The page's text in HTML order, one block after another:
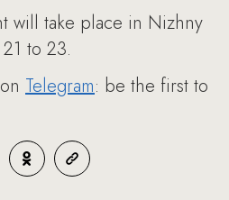
will take place in Nizhny
to 23.
Telegram: be the first to